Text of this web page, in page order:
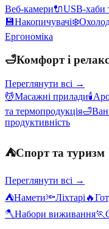
Веб-камери🔌USB-хаби
💾Накопичувачі❄️
Ергономіка
🛁Комфорт і релакс
Переглянути всі →
💆Масажні прилади🕯️
та термопродукція🛁
продуктивність
⛺Спорт та туризм
Переглянути всі →
⛺Намети🔦Ліхтарі 🔥
🪓Набори виживання🏃